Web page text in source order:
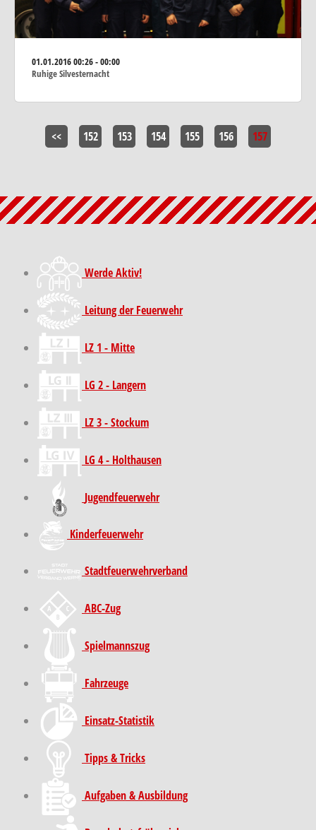
01.01.201600:26 - 00:00
Ruhige Silvesternacht
<< 152 153 154 155 156 157
Werde Aktiv!
Leitung der Feuerwehr
LZ 1 - Mitte
LG 2 - Langern
LZ 3 - Stockum
LG 4 - Holthausen
Jugendfeuerwehr
Kinder­feuer­wehr
Stadt­feuer­wehr­verband
ABC-Zug
Spielmannszug
Fahrzeuge
Einsatz-Statistik
Tipps & Tricks
Aufgaben & Ausbildung